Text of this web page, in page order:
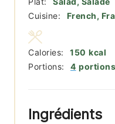
Cuisine:
French,
Portions: 4 portions
Calories: 150 kcal
Ingrédients